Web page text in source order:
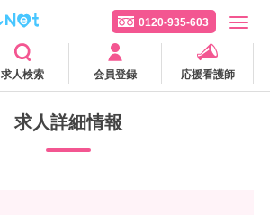
0120-935-603
求人検索 会員登録 応援看護師
求人詳細情報